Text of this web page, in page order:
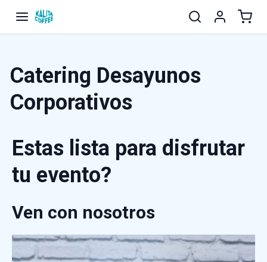
Catering Desayunos
Corporativos
Estas lista para disfrutar
tu evento?
Ven con nosotros